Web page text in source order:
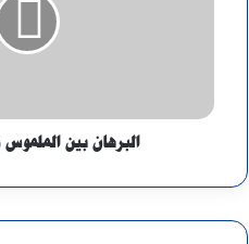
البرهان بين الملموس